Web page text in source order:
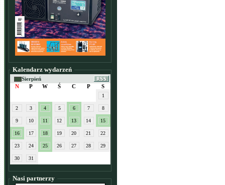
Kalendarz wydarzeń
Sierpień
N
P W Ś C P S
1
2 3 4 5 6 7 8
9 10 11 12 13 14 15
16 17 18 19 20 21 22
23 24 25 26 27 28 29
30 31
Nasi partnerzy